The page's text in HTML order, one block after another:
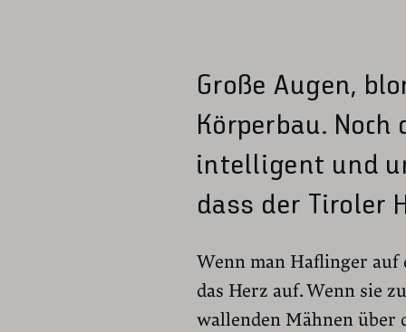
Große Augen,
Körperbau.
intelligent und
dass der Tiroler
Wenn man Haflinger auf
das Herz auf. Wenn sie
wallenden Mähnen über